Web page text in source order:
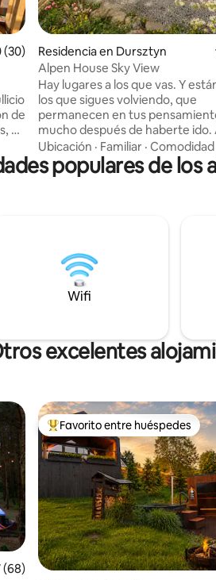
promedio: 5.0 de 5; 30
(30)
de
y
Residencia en Dursztyn
Alpen House Sky View
Hay lugares a los que vas. Y
los que sigues volviendo, que
permanecen en tus
mucho después de haberte ido.
House Dursztyn pertenece a
categoría. Situada fuera de los
habituales, rodeada de bosques
tranquilidad. Aquí, las mañanas
comienzan con la luz que entra
grandes ventanales y la vista de
que se eleva sobre los prados.
Ubicación · Familiar · Comodidad
populares de los
Wifi
excelentes
promedio: 4.97 de 5; 68
(68)
De los mejores en Favorito entre
Favorito entre huéspedes